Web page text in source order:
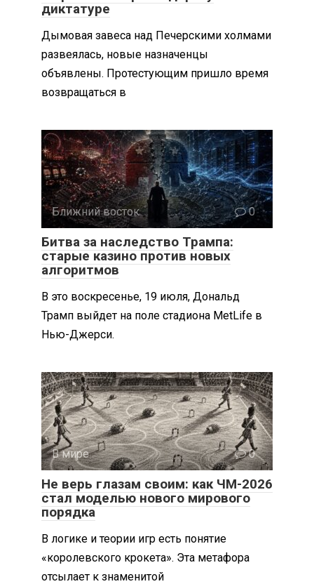
диктатуре
Дымовая завеса над Печерскими холмами
развеялась, новые назначенцы
объявлены. Протестующим пришло время
возвращаться в
Ближний восток 0
Битва за наследство Трампа:
старые казино против новых
алгоритмов
В это воскресенье, 19 июля, Дональд
Трамп выйдет на поле стадиона MetLife в
Нью-Джерси.
В мире 0
Не верь глазам своим: как ЧМ-2026
стал моделью нового мирового
порядка
В логике и теории игр есть понятие
«королевского крокета». Эта метафора
отсылает к знаменитой